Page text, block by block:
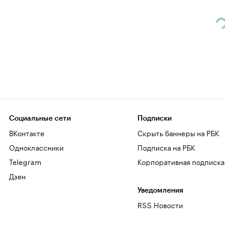
Социальные сети
ВКонтакте
Одноклассники
Telegram
Дзен
Подписки
Скрыть баннеры на РБК
Подписка на РБК
Корпоративная подписка
Уведомления
RSS Новости